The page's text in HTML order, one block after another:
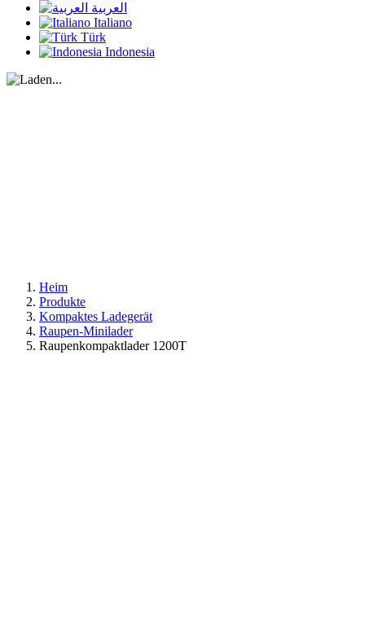
العربية
Italiano
Türk
Indonesia
Heim
Produkte
Kompaktes Ladegerät
Raupen-Minilader
Raupenkompaktlader 1200T